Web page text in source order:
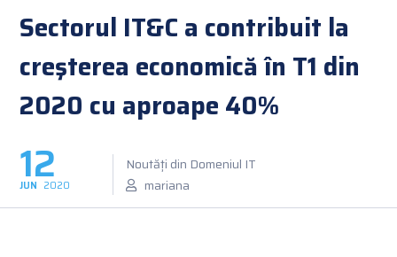
Sectorul IT&C a contribuit la
creşterea economică în T1 din
2020 cu aproape 40%
12
JUN 2020
Noutăți din Domeniul IT
mariana